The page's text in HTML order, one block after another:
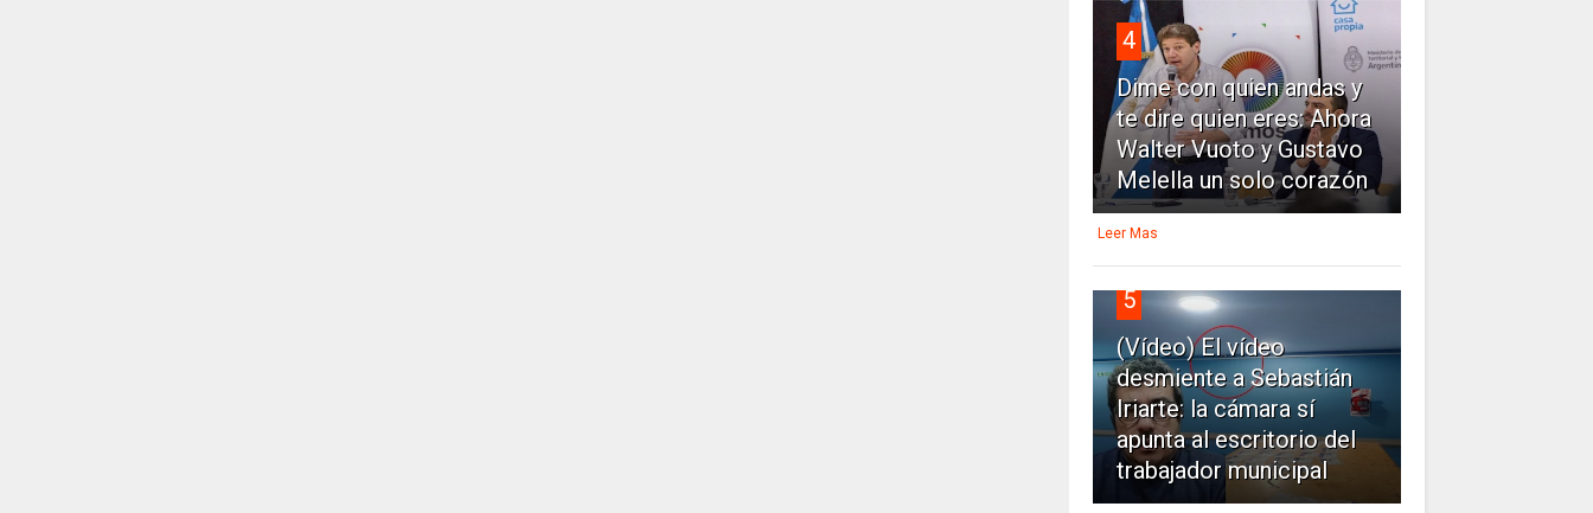
4
Dime con quien andas y
te dire quien eres: Ahora
Walter Vuoto y Gustavo
Melella un solo corazón
Leer Mas
5
(Vídeo) El vídeo
desmiente a Sebastián
Iriarte: la cámara sí
apunta al escritorio del
trabajador municipal